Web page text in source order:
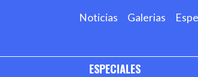
Noticias Galerias
ESPECIALES